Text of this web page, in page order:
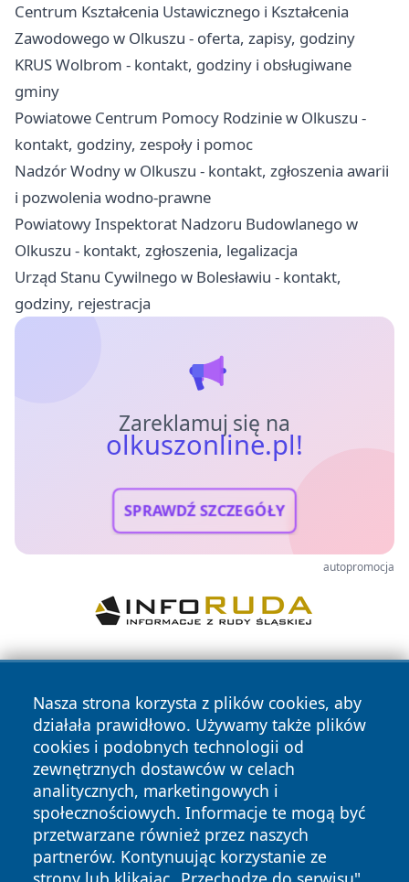
Centrum Kształcenia Ustawicznego i Kształcenia
Zawodowego w Olkuszu - oferta, zapisy, godziny
KRUS Wolbrom - kontakt, godziny i obsługiwane
gminy
Powiatowe Centrum Pomocy Rodzinie w Olkuszu -
kontakt, godziny, zespoły i pomoc
Nadzór Wodny w Olkuszu - kontakt, zgłoszenia awarii
i pozwolenia wodno-prawne
Powiatowy Inspektorat Nadzoru Budowlanego w
Olkuszu - kontakt, zgłoszenia, legalizacja
Urząd Stanu Cywilnego w Bolesławiu - kontakt,
godziny, rejestracja
Zareklamuj się na
olkuszonline.pl!
SPRAWDŹ SZCZEGÓŁY
autopromocja
Nasza strona korzysta z plików cookies, aby
działała prawidłowo. Używamy także plików
cookies i podobnych technologii od
zewnętrznych dostawców w celach
analitycznych, marketingowych i
społecznościowych. Informacje te mogą być
przetwarzane również przez naszych
partnerów. Kontynuując korzystanie ze
Copyright © 2026 olkuszonline.pl Wszystkie prawa
zastrzeżone.
News Autorzy
Polityka
Polityka